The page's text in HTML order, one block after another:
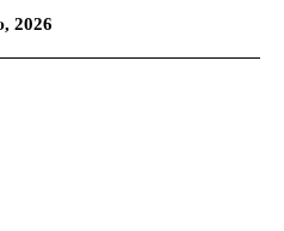
2026